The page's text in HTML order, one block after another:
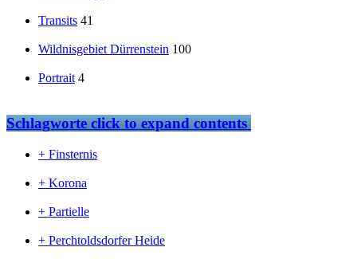
Transits 41
Wildnisgebiet Dürrenstein 100
Portrait 4
Schlagworteclick to expand contents
+ Finsternis
+ Korona
+ Partielle
+ Perchtoldsdorfer Heide